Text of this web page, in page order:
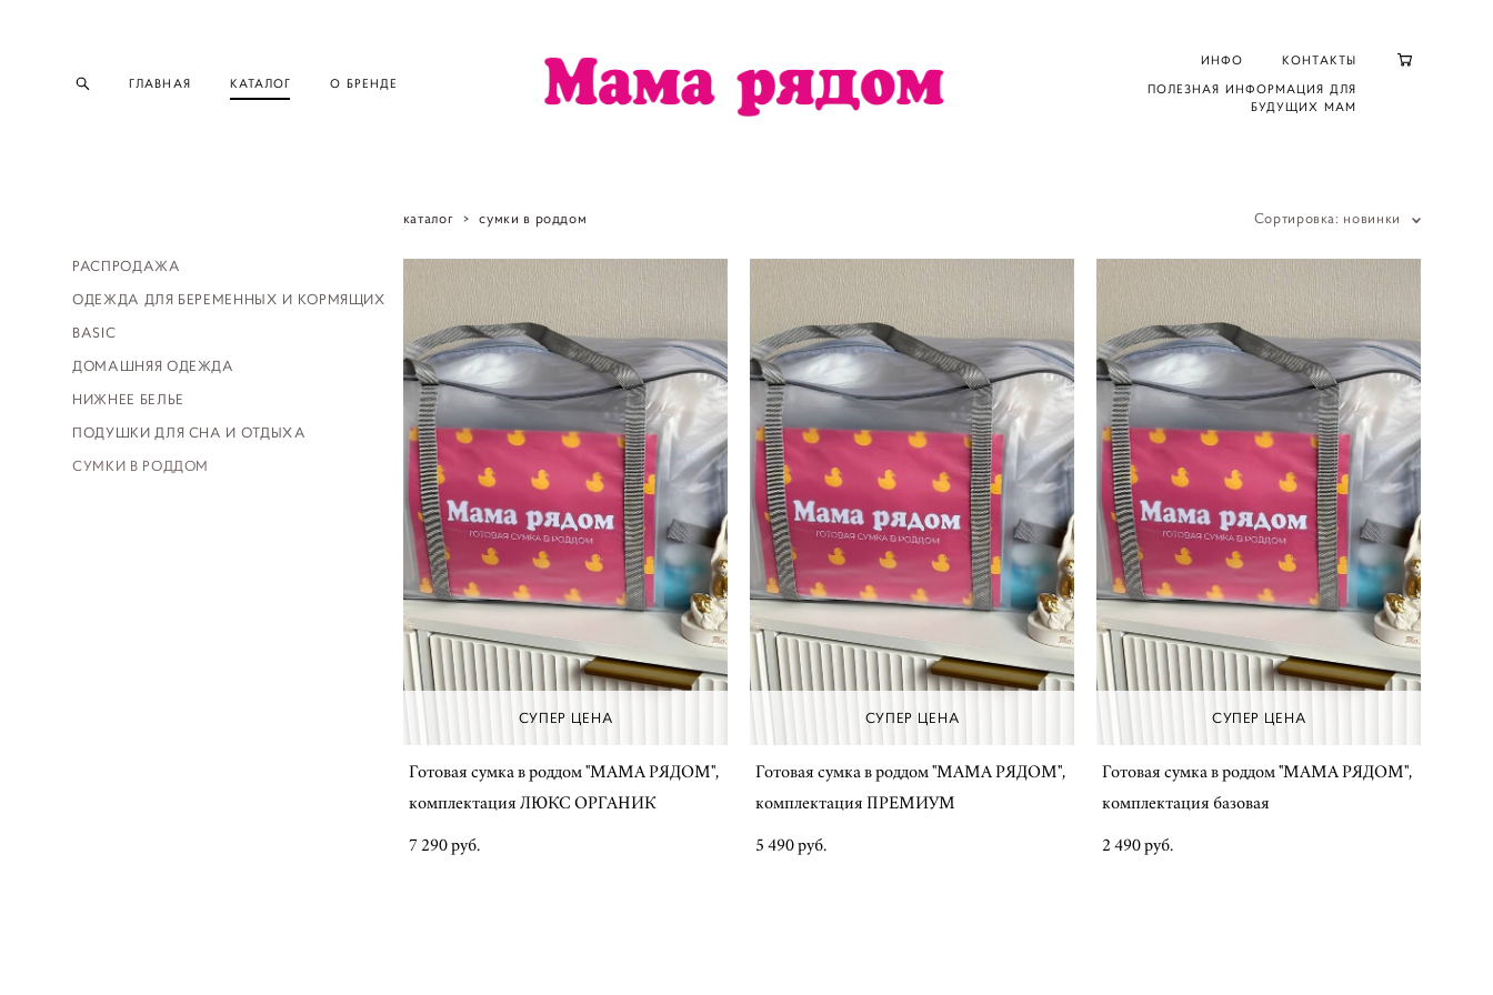
ГЛАВНАЯ КАТАЛОГ О БРЕНДЕ
ИНФО
КОНТАКТЫ
ПОЛЕЗНАЯ ИНФОРМАЦИЯ ДЛЯ
БУДУЩИХ МАМ
РАСПРОДАЖА
ОДЕЖДА ДЛЯ БЕРЕМЕННЫХ И КОРМЯЩИХ
BASIC
ДОМАШНЯЯ ОДЕЖДА
НИЖНЕЕ БЕЛЬЕ
ПОДУШКИ ДЛЯ СНА И ОТДЫХА
СУМКИ В РОДДОМ
каталог > сумки в роддом Сортировка: новинки
СУПЕР ЦЕНА
Готовая сумка в роддом "МАМА РЯДОМ",
комплектация ЛЮКС ОРГАНИК
7 290 pуб.
СУПЕР ЦЕНА
Готовая сумка в роддом "МАМА РЯДОМ",
комплектация ПРЕМИУМ
5 490 pуб.
СУПЕР ЦЕНА
Готовая сумка в роддом "МАМА РЯДОМ",
комплектация базовая
2 490 pуб.